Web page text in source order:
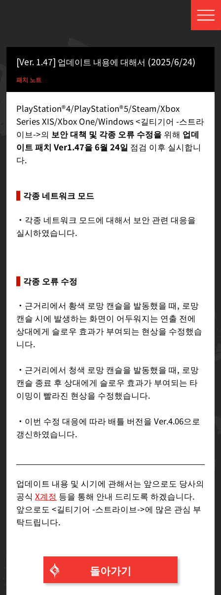
[Ver. 1.47] 업데이트 내용에 대해서 (2025/6/24)
패치 노트
PlayStation®4/PlayStation®5/Steam/Xbox
Series XIS/Xbox One/Windows <길티기어 -스트라
이브->의 보안 대책 및 각종 오류 수정을 위해 업데
이트 패치 Ver1.47을 6월 24일 점검 이후 실시합니
다.
각종 네트워크 모드
・각종 네트워크 모드에 대해서 보안 관련 대응을
실시하였습니다.
각종 오류 수정
・근거리에서 황색 로망 캔슬을 발동했을 때, 로망
캔슬 시에 발생하는 화면이 어두워지는 연출 전에
상대에게 슬로우 효과가 부여되는 현상을 수정했습
니다.
・근거리에서 청색 로망 캔슬을 발동했을 때, 로망
캔슬 종료 후 상대에게 슬로우 효과가 부여되는 타
이밍이 빨라진 현상을 수정했습니다.
・이번 수정 대응에 따라 배틀 버전을 Ver.4.06으로
갱신하였습니다.
업데이트 내용 및 시기에 관해서는 앞으로도 당사의
공식 X계정 등을 통해 안내 드리도록 하겠습니다.
앞으로도 <길티기어 -스트라이브->에 많은 관심 부
탁드립니다.
돌아가기